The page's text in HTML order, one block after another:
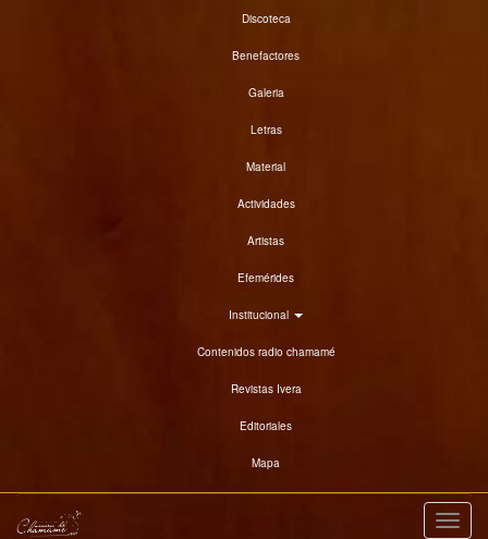
Discoteca
Benefactores
Galeria
Letras
Material
Actividades
Artistas
Efemérides
Institucional
Contenidos radio chamamé
Revistas Ivera
Editoriales
Mapa